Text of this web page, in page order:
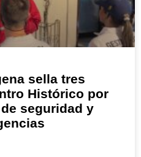
sella tres
Histórico por
seguridad y